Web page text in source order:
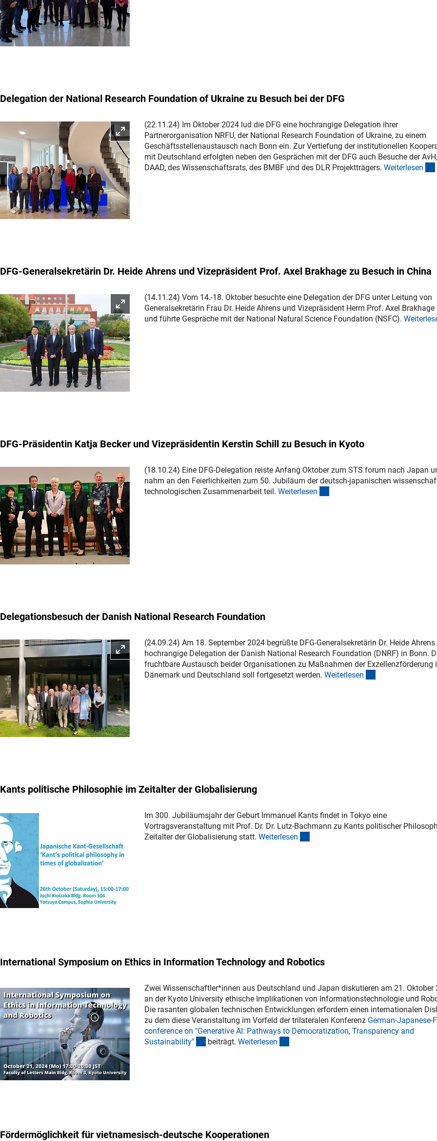
Delegation der National Research Foundation of Ukraine zu Besuch bei der DFG
Bild vergrößern
(22.11.24) Im Oktober 2024 lud die DFG eine hochrangige Delegation ihrer
Partnerorganisation NRFU, der National Research Foundation of Ukraine, zu einem
Geschäftsstellenaustausch nach Bonn ein. Zur Vertiefung der institutionellen
mit Deutschland erfolgten neben den Gesprächen mit der DFG auch Besuche der
DAAD, des Wissenschaftsrats, des BMBF und des DLR Projektträgers. Weiterlesen
DFG-Generalsekretärin Dr. Heide Ahrens und Vizepräsident Prof. Axel Brakhage zu Besuch in China
Bild vergrößern
(14.11.24) Vom 14.-18. Oktober besuchte eine Delegation der DFG unter Leitung von
Generalsekretärin Frau Dr. Heide Ahrens und Vizepräsident Herrn Prof. Axel Brakhage
und führte Gespräche mit der National Natural Science Foundation (NSFC).
DFG-Präsidentin Katja Becker und Vizepräsidentin Kerstin Schill zu Besuch in Kyoto
(18.10.24) Eine DFG-Delegation reiste Anfang Oktober zum STS forum nach Japan
nahm an den Feierlichkeiten zum 50. Jubiläum der deutsch-japanischen
technologischen Zusammenarbeit teil. Weiterlesen
Delegationsbesuch der Danish National Research Foundation
Bild vergrößern
(24.09.24) Am 18. September 2024 begrüßte DFG-Generalsekretärin Dr. Heide Ahrens
hochrangige Delegation der Danish National Research Foundation (DNRF) in Bonn.
fruchtbare Austausch beider Organisationen zu Maßnahmen der Exzellenzförderung
Dänemark und Deutschland soll fortgesetzt werden. Weiterlesen
Kants politische Philosophie im Zeitalter der Globalisierung
Im 300. Jubiläumsjahr der Geburt Immanuel Kants findet in Tokyo eine
Vortragsveranstaltung mit Prof. Dr. Dr. Lutz-Bachmann zu Kants politischer
Zeitalter der Globalisierung statt. Weiterlesen
International Symposium on Ethics in Information Technology and Robotics
Zwei Wissenschaftler*innen aus Deutschland und Japan diskutieren am 21. Oktober
an der Kyoto University ethische Implikationen von Informationstechnologie und
Die rasanten globalen technischen Entwicklungen erfordern einen internationalen
zu dem diese Veranstaltung im Vorfeld der trilateralen Konferenz German-Japanese-
conference on "Generative AI: Pathways to Democratization, Transparency and
Sustainability" (externer Link)
beiträgt. Weiterlesen
Fördermöglichkeit für vietnamesisch-deutsche Kooperationen